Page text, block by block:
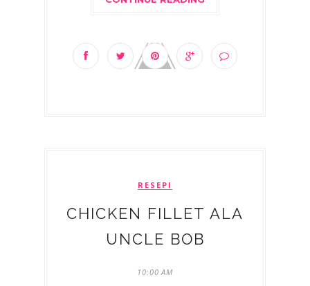
RESEPI
CHICKEN FILLET ALA
UNCLE BOB
10:00 AM